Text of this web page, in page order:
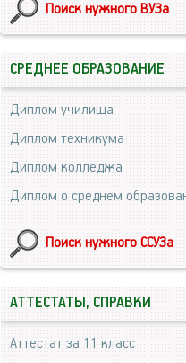
Поиск нужного ВУЗа
СРЕДНЕЕ ОБРАЗОВАНИЕ
Диплом училища
Диплом техникума
Диплом колледжа
Диплом о среднем
Поиск нужного ССУЗа
АТТЕСТАТЫ, СПРАВКИ
Аттестат за 11 класс